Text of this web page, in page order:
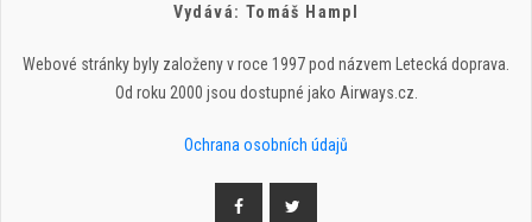
Vydává: Tomáš Hampl
Webové stránky byly založeny v roce 1997 pod názvem Letecká doprava.
Od roku 2000 jsou dostupné jako Airways.cz.
Ochrana osobních údajů